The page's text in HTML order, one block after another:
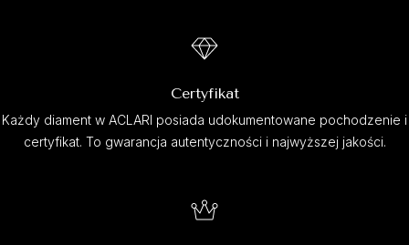
Certyfikat
Każdy diament w ACLARI posiada udokumentowane pochodzenie i
certyfikat. To gwarancja autentyczności i najwyższej jakości.